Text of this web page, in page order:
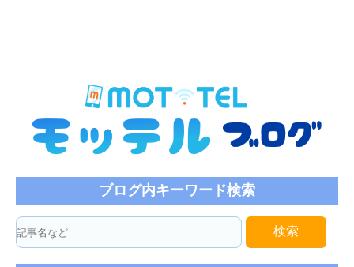
ブログ内キーワード検索
検索